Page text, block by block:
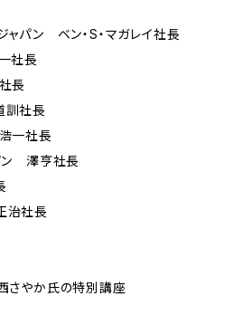
ャパン ベン・S・マガレイ社長
社長
長
訓社長
一社長
ン 澤亨社長
治社長
さやか氏の特別講座